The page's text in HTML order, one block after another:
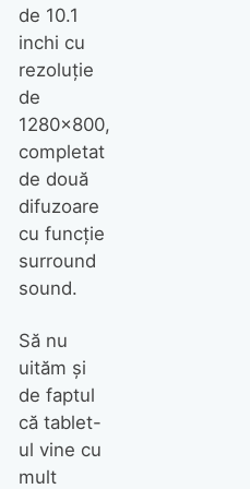
de 10.1
inchi cu
rezoluţie
de
1280×800,
completat
de două
difuzoare
cu funcţie
surround
sound.
Să nu
uităm şi
de faptul
că tablet-
ul vine cu
mult